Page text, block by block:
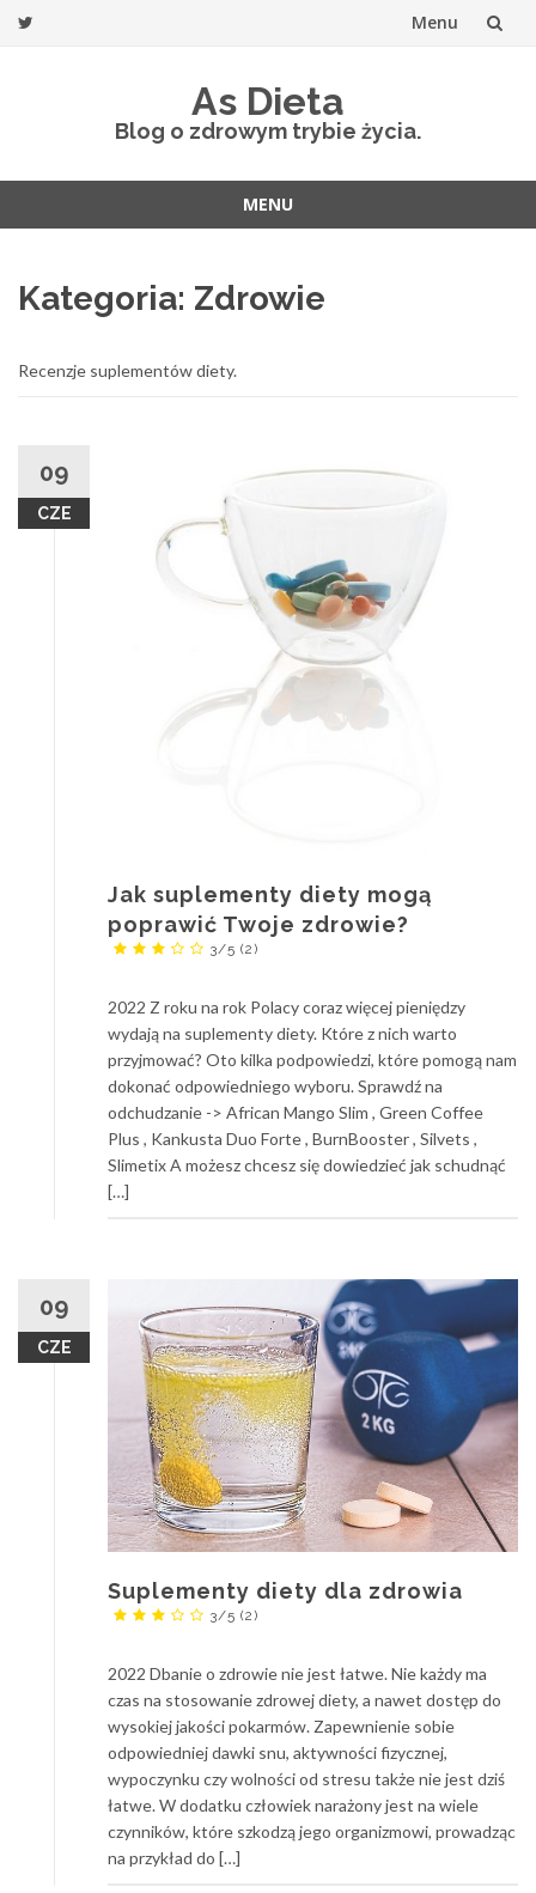
Menu
As Dieta
Blog o zdrowym trybie życia.
MENU
treści
Kategoria: Zdrowie
Recenzje suplementów diety.
09
CZE
Jak suplementy diety mogą
poprawić Twoje zdrowie?
3/5 (2)
2022 Z roku na rok Polacy coraz więcej pieniędzy
wydają na suplementy diety. Które z nich warto
przyjmować? Oto kilka podpowiedzi, które pomogą nam
dokonać odpowiedniego wyboru. Sprawdź na
odchudzanie -> African Mango Slim , Green Coffee
Plus , Kankusta Duo Forte , BurnBooster , Silvets ,
Slimetix A możesz chcesz się dowiedzieć jak schudnąć
[…]
09
CZE
Suplementy diety dla zdrowia
3/5 (2)
2022 Dbanie o zdrowie nie jest łatwe. Nie każdy ma
czas na stosowanie zdrowej diety, a nawet dostęp do
wysokiej jakości pokarmów. Zapewnienie sobie
odpowiedniej dawki snu, aktywności fizycznej,
wypoczynku czy wolności od stresu także nie jest dziś
łatwe. W dodatku człowiek narażony jest na wiele
czynników, które szkodzą jego organizmowi, prowadząc
na przykład do […]